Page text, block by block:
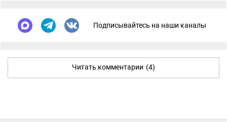
Подписывайтесь на наши каналы
Читать комментарии (4)